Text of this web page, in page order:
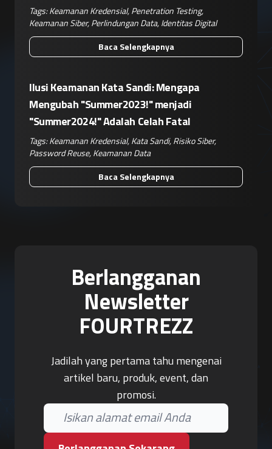
Tags:Keamanan Kredensial,Penetration Testing,
Keamanan Siber,Perlindungan Data,Identitas Digital
Baca Selengkapnya
Ilusi Keamanan Kata Sandi: Mengapa
Mengubah "Summer2023!" menjadi
"Summer2024!" Adalah Celah Fatal
Tags:Keamanan Kredensial,Kata Sandi,Risiko Siber,
Password Reuse,Keamanan Data
Baca Selengkapnya
Berlangganan
Newsletter
FOURTREZZ
Jadilah yang pertama tahu mengenai
artikel baru, produk, event, dan
promosi.